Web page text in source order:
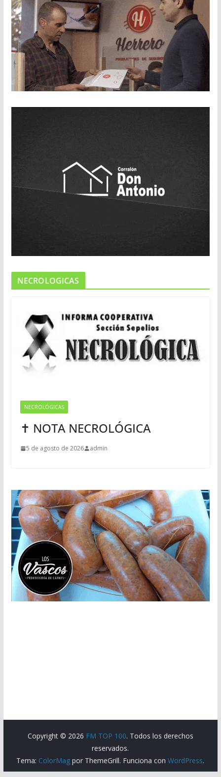
NECROLOGICAS
NECROLÓGICAS
✝ NOTA NECROLÓGICA
5 de agosto de 2026 admin
Copyright © 2026 FM TOP 100. Todos los derechos
reservados.
Tema: ColorMag por ThemeGrill. Funciona conWordPress.